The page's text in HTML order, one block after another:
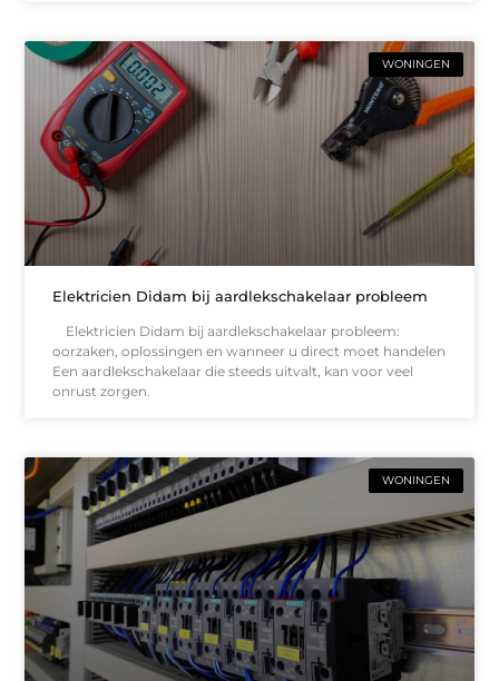
WONINGEN
Elektricien Didam bij aardlekschakelaar probleem
Elektricien Didam bij aardlekschakelaar probleem:
oorzaken, oplossingen en wanneer u direct moet handelen
Een aardlekschakelaar die steeds uitvalt, kan voor veel
onrust zorgen.
WONINGEN